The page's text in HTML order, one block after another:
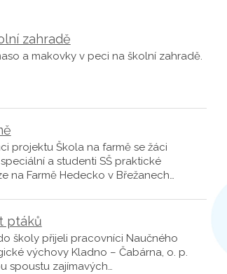
zahradě
a makovky v peci na školní zahradě.
projektu Škola na farmě se žáci
a studenti SŠ praktické
na Farmě Hedecko v Břežanech…
ptáků
školy přijeli pracovníci Naučného
výchovy Kladno – Čabárna, o. p.
spoustu zajímavých…